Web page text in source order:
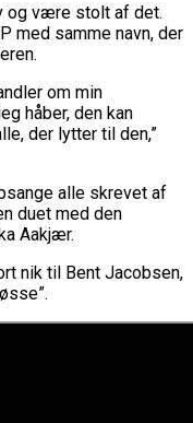
og være stolt af det.
med samme navn, der
om min
håber, den kan
der lytter til den,”
alle skrevet af
duet med den
Aakjær.
nik til Bent Jacobsen,